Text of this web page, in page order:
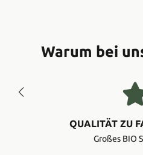
Warum bei
QUALITÄT ZU
Großes BIO